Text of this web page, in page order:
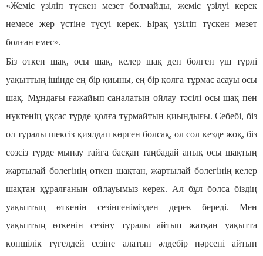
«Жеміс үзіліп түскен мезет болмайды, жеміс үзілуі керек
немесе жер үстіне түсуі керек. Бірақ үзіліп түскен мезет
болған емес».
Біз өткен шақ, осы шақ, келер шақ деп бөлген үш түрлі
уақыттың ішінде ең бір қиыны, ең бір қолға тұрмас асауы осы
шақ. Мұндағы ғажайып саналатын ойлау тәсілі осы шақ пен
нүктенің ұқсас түрде қолға тұрмайтын қиындығы. Себебі, біз
ол туралы шексіз қиялдап көрген болсақ, ол сол кезде жоқ, біз
сөзсіз түрде мынау тайға басқан таңбадай анық осы шақтың
жартылай бөлегінің өткен шақтан, жартылай бөлегінің келер
шақтан құралғанын ойлауымыз керек. Ал бұл болса біздің
уақыттың өткенін сезінгенімізден дерек береді. Мен
уақыттың өткенін сезіну туралы айтып жатқан уақытта
көпшілік түгелдей сезіне алатын әлдебір нәрсені айтып